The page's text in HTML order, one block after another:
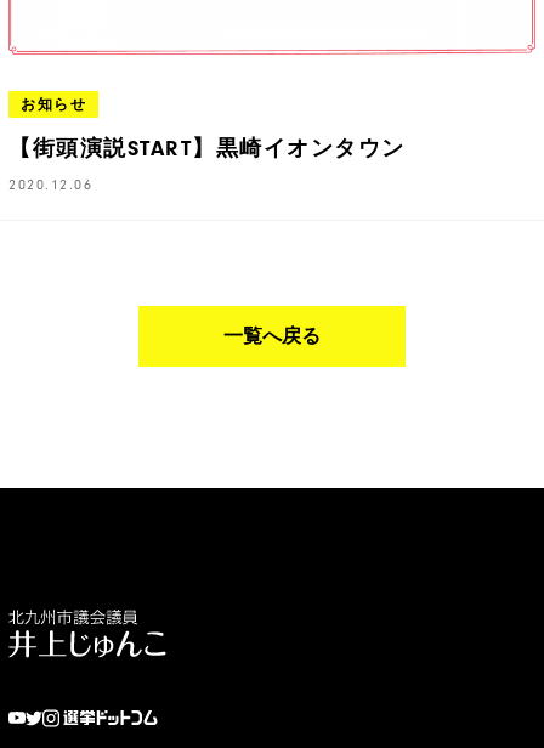
お知らせ
【街頭演説START】黒崎イオンタウン
2020.12.06
一覧へ戻る